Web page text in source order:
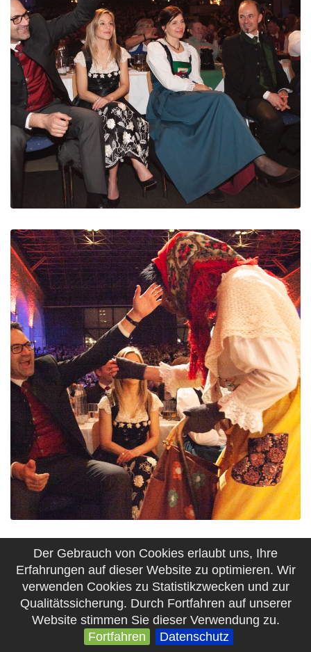
Der Gebrauch von Cookies erlaubt uns, Ihre
Erfahrungen auf dieser Website zu optimieren. Wir
verwenden Cookies zu Statistikzwecken und zur
Qualitätssicherung. Durch Fortfahren auf unserer
Website stimmen Sie dieser Verwendung zu.
Fortfahren
Datenschutz